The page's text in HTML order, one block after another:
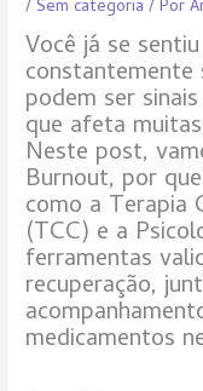
/Sem categoria / Por
Você já se
constantemente
podem ser
que afeta
Neste post,
Burnout, por
como a Terapia
(TCC) e a
ferramentas
recuperação,
medicamentos